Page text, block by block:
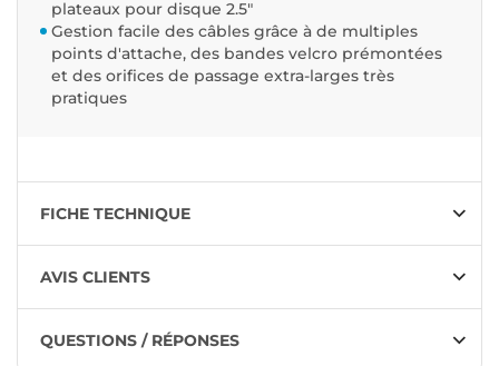
plateaux pour disque 2.5"
Gestion facile des câbles grâce à de multiples
points d'attache, des bandes velcro prémontées
et des orifices de passage extra-larges très
pratiques
FICHE TECHNIQUE
AVIS CLIENTS
QUESTIONS / RÉPONSES